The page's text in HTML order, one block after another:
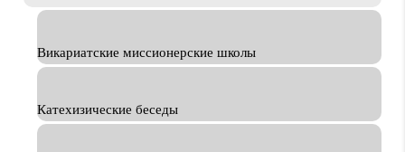
Викариатские миссионерские школы
Катехизические беседы